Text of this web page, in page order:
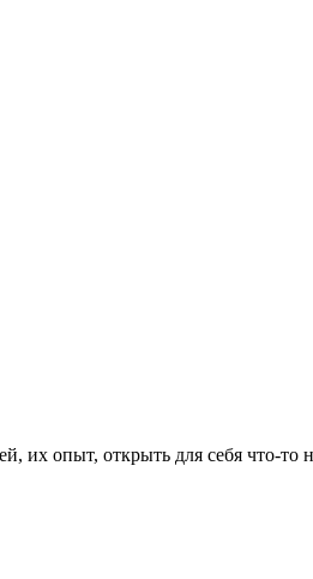
их опыт, открыть для себя что-